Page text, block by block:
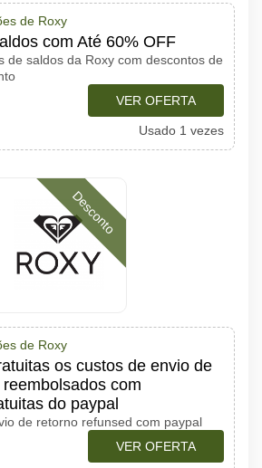
de Roxy
com Até 60% OFF
de saldos da Roxy com descontos de
VER OFERTA
Usado 1 vezes
Desconto
de Roxy
os custos de envio de
com
do paypal
de retorno refunsed com paypal
VER OFERTA